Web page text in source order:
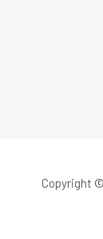
Copyright ©